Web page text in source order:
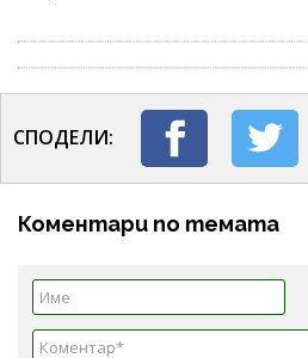
СПОДЕЛИ:
Коментари по темата